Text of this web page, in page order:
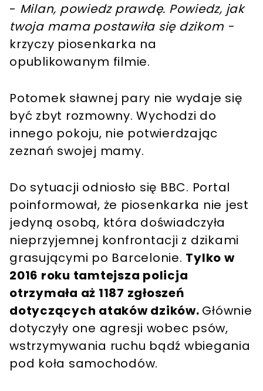
- Milan, powiedz prawdę. Powiedz, jak
twoja mama postawiła się dzikom -
krzyczy piosenkarka na
opublikowanym filmie.
Potomek sławnej pary nie wydaje się
być zbyt rozmowny. Wychodzi do
innego pokoju, nie potwierdzając
zeznań swojej mamy.
Do sytuacji odniosło się BBC. Portal
poinformował, że piosenkarka nie jest
jedyną osobą, która doświadczyła
nieprzyjemnej konfrontacji z dzikami
grasującymi po Barcelonie. Tylko w
2016 roku tamtejsza policja
otrzymała aż 1187 zgłoszeń
dotyczących ataków dzików. Głównie
dotyczyły one agresji wobec psów,
wstrzymywania ruchu bądź wbiegania
pod koła samochodów.